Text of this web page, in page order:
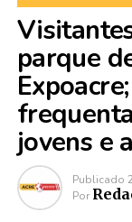
parque
jovens e
Publicado
Por